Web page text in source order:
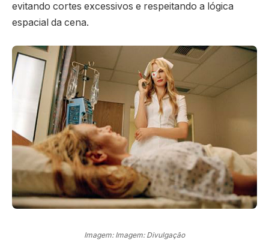
evitando cortes excessivos e respeitando a lógica
espacial da cena.
Imagem: Imagem: Divulgação